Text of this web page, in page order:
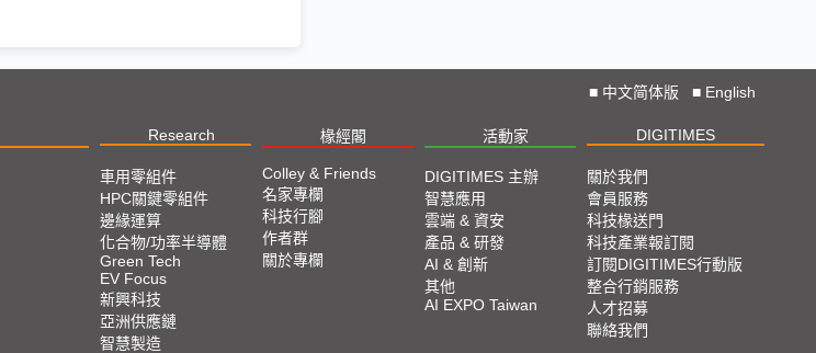
■ 中文简体版 ■ English
Research 椽經閣 活動家 DIGITIMES
車用零組件
HPC關鍵零組件
邊緣運算
化合物/功率半導體
Green Tech
EV Focus
新興科技
亞洲供應鏈
智慧製造
Colley & Friends
名家專欄
科技行腳
作者群
關於專欄
DIGITIMES 主辦
智慧應用
雲端 & 資安
產品 & 研發
AI & 創新
其他
AI EXPO Taiwan
關於我們
會員服務
科技椽送門
科技產業報訂閱
訂閱DIGITIMES行動版
整合行銷服務
人才招募
聯絡我們